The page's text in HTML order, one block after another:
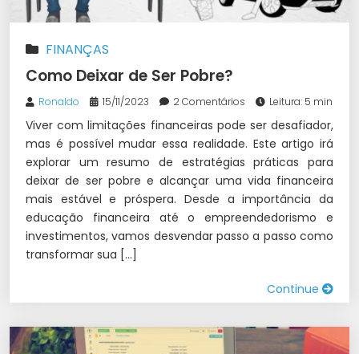
FINANÇAS
Como Deixar de Ser Pobre?
Ronaldo 15/11/2023 2 Comentários Leitura: 5 min
Viver com limitações financeiras pode ser desafiador,
mas é possível mudar essa realidade. Este artigo irá
explorar um resumo de estratégias práticas para
deixar de ser pobre e alcançar uma vida financeira
mais estável e próspera. Desde a importância da
educação financeira até o empreendedorismo e
investimentos, vamos desvendar passo a passo como
transformar sua […]
Continue